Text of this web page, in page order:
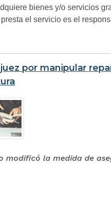
bienes y/o servicios
el servicio es el
por manipular
modificó la medida de